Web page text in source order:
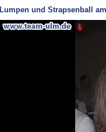
Lumpen und Strapsenball